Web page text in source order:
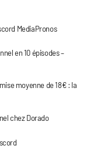
MediaPronos
en 10 épisodes –
moyenne de 18€ : la
chez Dorado